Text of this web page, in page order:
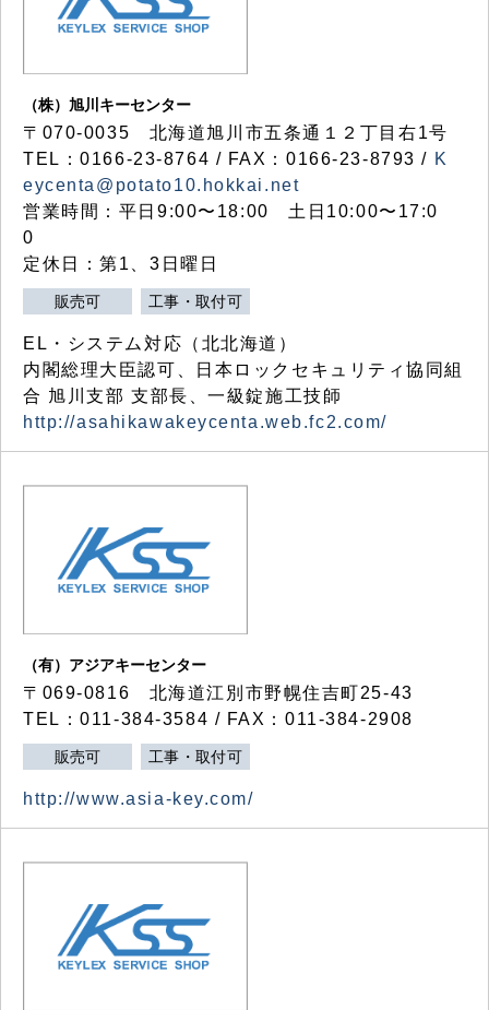
（株）旭川キーセンター
〒070-0035 北海道旭川市五条通１２丁目右1号
TEL：0166-23-8764 / FAX：0166-23-8793 / K
eycenta@potato10.hokkai.net
営業時間：平日9:00〜18:00 土日10:00〜17:0
0
定休日：第1、3日曜日
販売可 工事・取付可
EL・システム対応（北北海道）
内閣総理大臣認可、日本ロックセキュリティ協同組
合 旭川支部 支部長、一級錠施工技師
http://asahikawakeycenta.web.fc2.com/
（有）アジアキーセンター
〒069-0816 北海道江別市野幌住吉町25-43
TEL：011-384-3584 / FAX：011-384-2908
販売可 工事・取付可
http://www.asia-key.com/